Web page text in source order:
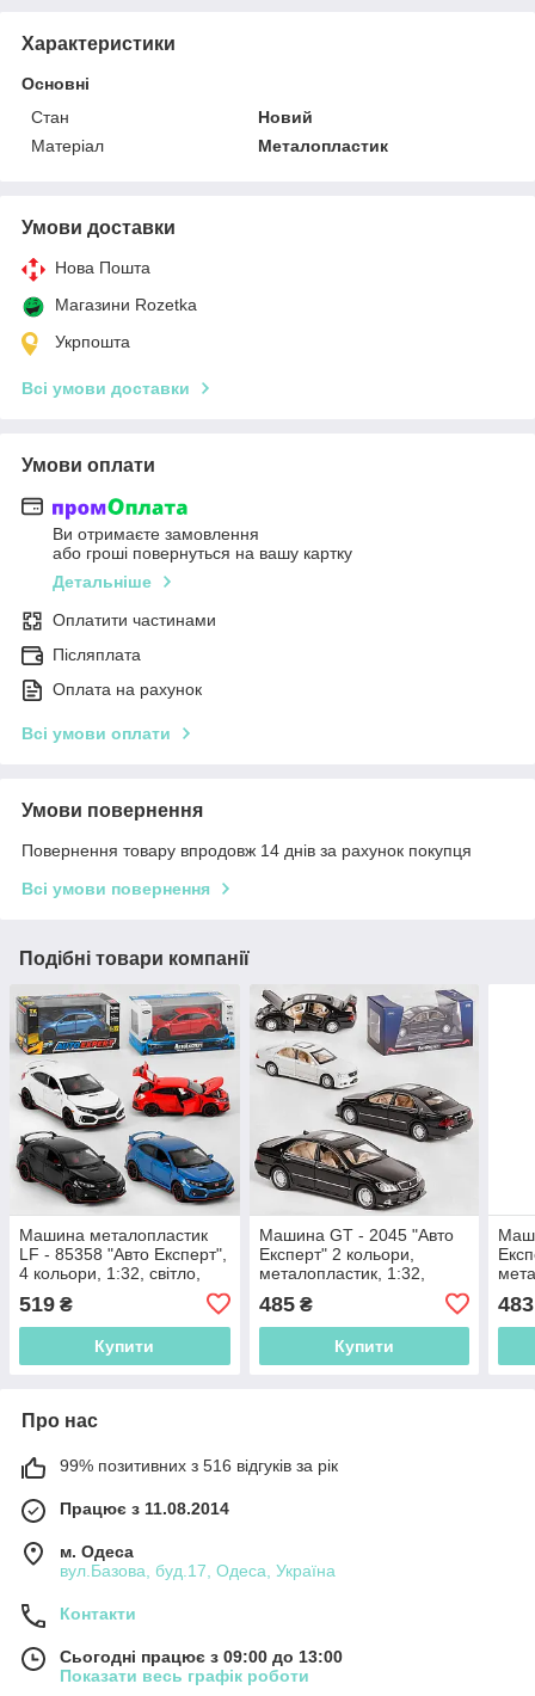
Характеристики
Основні
Стан
Новий
Матеріал
Металопластик
Умови доставки
Нова Пошта
Магазини Rozetka
Укрпошта
Всі умови доставки
Умови оплати
Ви отримаєте замовлення
або гроші повернуться на вашу картку
Детальніше
Оплатити частинами
Післяплата
Оплата на рахунок
Всі умови оплати
Умови повернення
Повернення товару впродовж 14 днів за рахунок покупця
Всі умови повернення
Подібні товари компанії
Машина металопластик
LF - 85358 "Авто Експерт",
4 кольори, 1:32, світло,
звук, інерція, відчиняються
двері
519 ₴
Купити
Машина GT - 2045 "Авто
Експерт" 2 кольори,
металопластик, 1:32,
відчиняються двері,
485₴
Купити
що
483
Про нас
99% позитивних з 516 відгуків за рік
Працює з 11.08.2014
м. Одеса
вул.Базова, буд.17, Одеса, Україна
Контакти
Сьогодні працює з 09:00 до 13:00
Показати весь графік роботи